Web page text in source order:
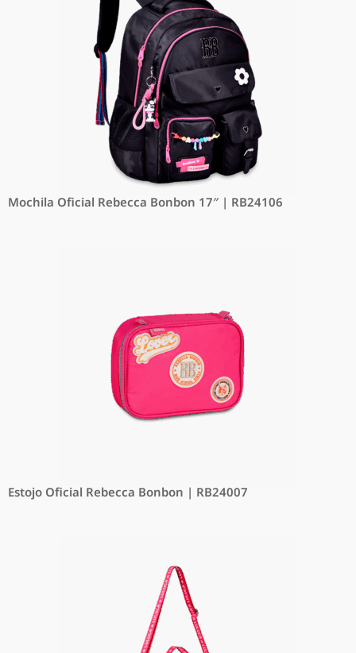
Mochila Oficial Rebecca Bonbon 17″ | RB24106
Estojo Oficial Rebecca Bonbon | RB24007